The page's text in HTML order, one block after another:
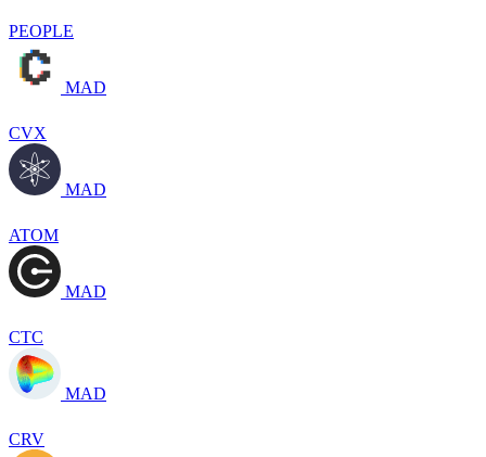
PEOPLE
MAD
CVX
MAD
ATOM
MAD
CTC
MAD
CRV